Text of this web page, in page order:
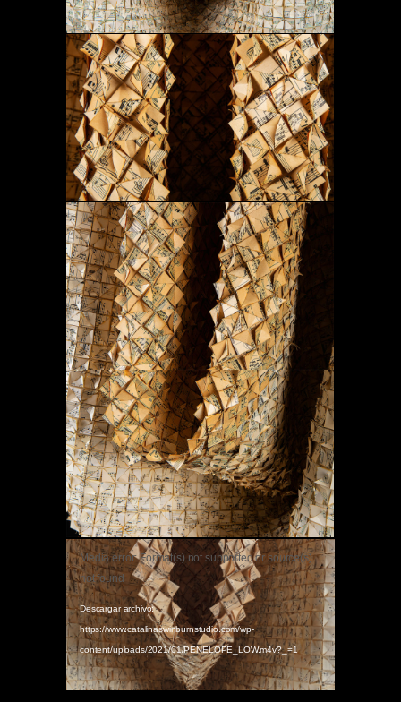
Reproductor
de
vídeo
Media error: Format(s) not supported or source(s)
not found
Descargar archivo:
https://www.catalinaswinburnstudio.com/wp-
content/uploads/2021/01/PENELOPE_LOW.m4v?_=1